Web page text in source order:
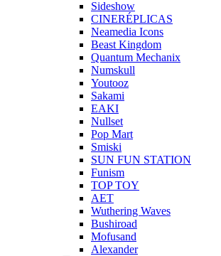
Sideshow
CINERÉPLICAS
Neamedia Icons
Beast Kingdom
Quantum Mechanix
Numskull
Youtooz
Sakami
EAKI
Nullset
Pop Mart
Smiski
SUN FUN STATION
Funism
TOP TOY
AET
Wuthering Waves
Bushiroad
Mofusand
Alexander